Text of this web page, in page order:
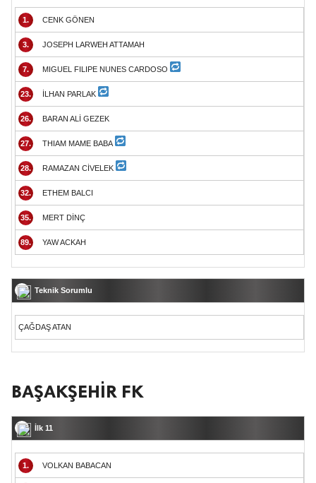
1. CENK GÖNEN
3. JOSEPH LARWEH ATTAMAH
7. MIGUEL FILIPE NUNES CARDOSO
23. İLHAN PARLAK
26. BARAN ALİ GEZEK
27. THIAM MAME BABA
28. RAMAZAN CİVELEK
32. ETHEM BALCI
35. MERT DİNÇ
89. YAW ACKAH
Teknik Sorumlu
ÇAĞDAŞ ATAN
BAŞAKŞEHİR FK
İlk 11
1. VOLKAN BABACAN